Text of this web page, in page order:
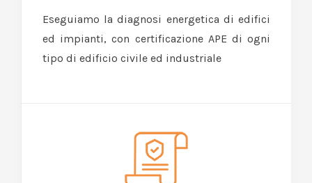
Eseguiamo la diagnosi energetica di edifici
ed impianti, con certificazione APE di ogni
tipo di edificio civile ed industriale